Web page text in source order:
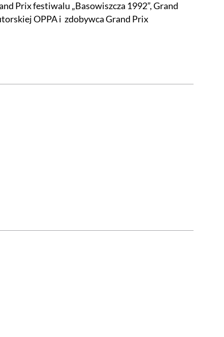
Prix festiwalu „Basowiszcza 1992”, Grand
OPPA i zdobywca Grand Prix